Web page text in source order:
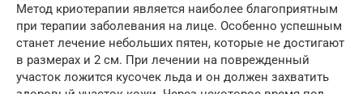
Метод криотерапии является наиболее благоприятным
при терапии заболевания на лице. Особенно успешным
станет лечение небольших пятен, которые не достигают
в размерах и 2 см. При лечении на поврежденный
участок ложится кусочек льда и он должен захватить